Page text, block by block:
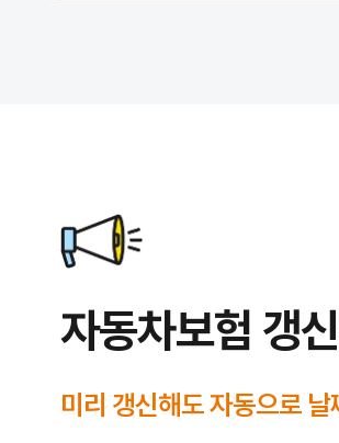
자동차보험 갱
미리 갱신해도 자동으로